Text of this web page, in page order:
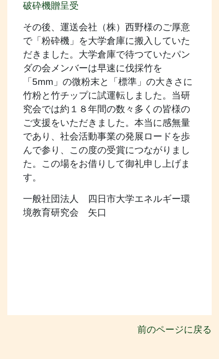
破砕機贈呈受
その後、運送会社（株）西野様のご厚意
で「粉砕機」を大学倉庫に搬入していた
だきました。大学倉庫で待つていたパン
ダの会メンバーは早速に伐採竹を
「5mm」の微粉末と「標準」の大きさに
竹粉と竹チップに試運転しました。当研
究会では約１８年間の数々多くの皆様の
ご支援をいただきました。本当に感無量
であり、社会活動事業の発展ロードを歩
んで参り、この度の受賞につながりまし
た。この場をお借りして御礼申し上げま
す。
一般社団法人 四日市大学エネルギー環
境教育研究会 矢口
前のページに戻る